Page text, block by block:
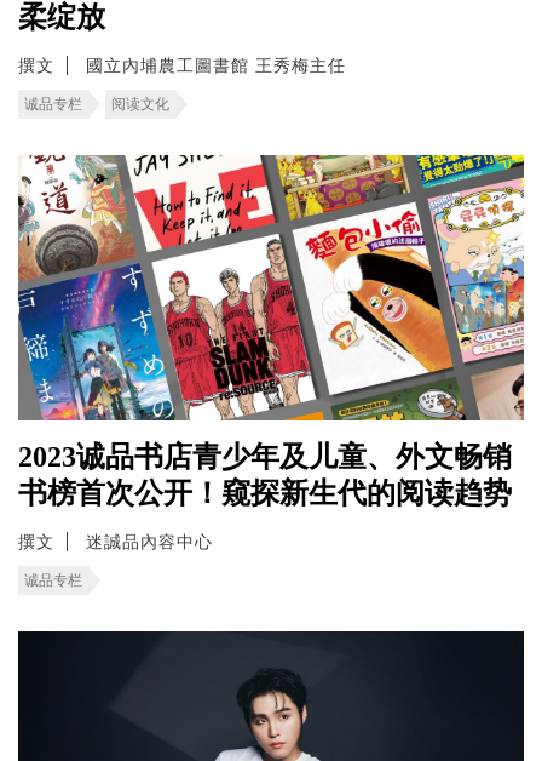
柔绽放
撰文 國立內埔農工圖書館 王秀梅主任
诚品专栏 阅读文化
2023诚品书店青少年及儿童、外文畅销
书榜首次公开！窥探新生代的阅读趋势
撰文 迷誠品內容中心
诚品专栏